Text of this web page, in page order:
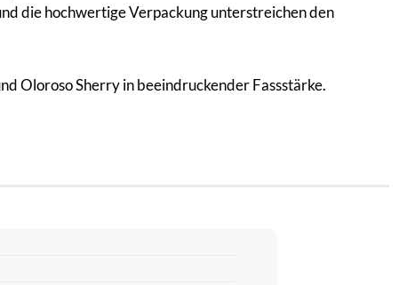
die hochwertige Verpackung unterstreichen den
Oloroso Sherry in beeindruckender Fassstärke.